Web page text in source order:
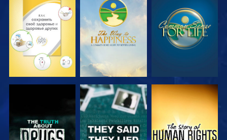
СМОТРЕТЬ СМОТРЕТЬ СМОТРЕТЬ
СМОТРЕТЬ СМОТРЕТЬ